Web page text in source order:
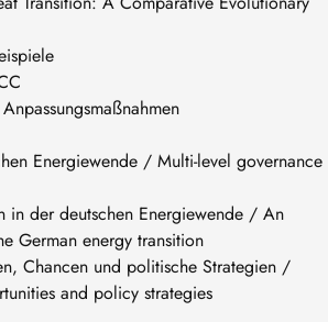
Energiewende / Multi-level governance
in der deutschen Energiewende / An
German energy transition
Chancen und politische Strategien /
and policy strategies